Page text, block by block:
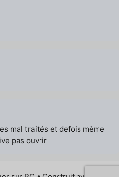
mal traités et defois même
pas ouvrir